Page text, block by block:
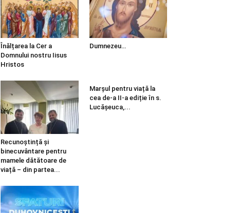
Înălțarea la Cer a
Domnului nostru Iisus
Hristos
Dumnezeu…
Recunoștință și
binecuvântare pentru
mamele dătătoare de
viață – din partea...
Marșul pentru viață la
cea de-a II-a ediție în s.
Lucășeuca,...